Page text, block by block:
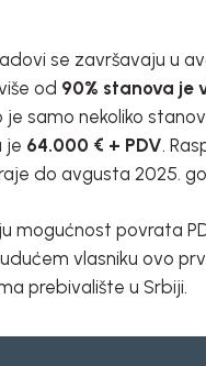
se završavaju u
od 90% stanova je
je samo nekoliko
je 64.000 € + PDV.
do avgusta 2025.
mogućnost povrata
vlasniku ovo
prebivalište u Srbiji.